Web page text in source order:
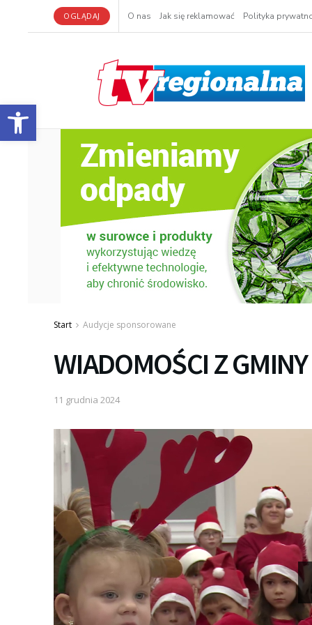
Otwórz pasek narzędzi
OGLĄDAJ O nas Jak się reklamować Polityka
Start Audycje sponsorowane
WIADOMOŚCI Z
11 grudnia 2024